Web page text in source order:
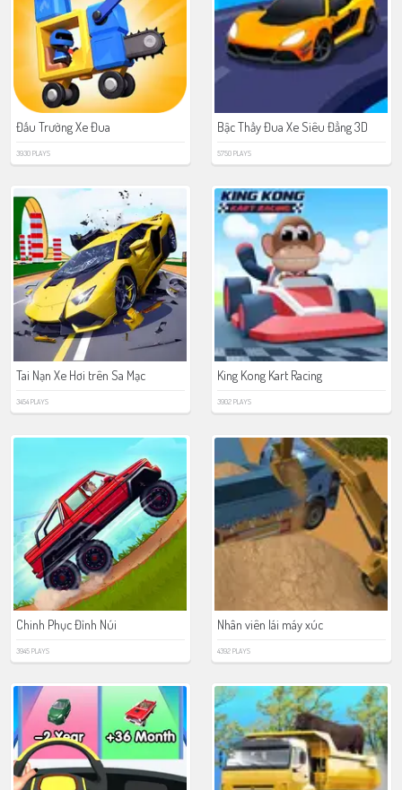
Đấu Trường Xe Đua
3930 PLAYS
Bậc Thầy Đua Xe Siêu Đẳng 3D
5750 PLAYS
Tai Nạn Xe Hơi trên Sa Mạc
3454 PLAYS
King Kong Kart Racing
3902 PLAYS
Chinh Phục Đỉnh Núi
3945 PLAYS
Nhân viên lái máy xúc
4392 PLAYS